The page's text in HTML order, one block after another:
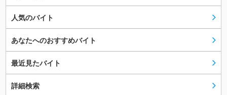
人気のバイト
あなたへのおすすめバイト
最近見たバイト
詳細検索